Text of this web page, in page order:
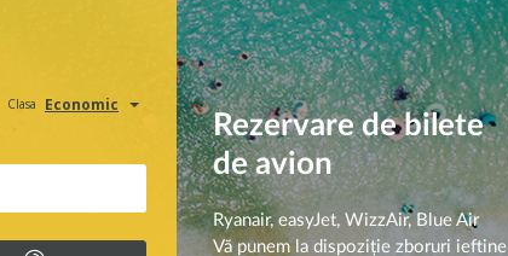
Clasa Economic
Rezervare de bilete
de avion
Ryanair, easyJet, WizzAir, Blue Air
Vă punem la dispoziție zboruri ieftine